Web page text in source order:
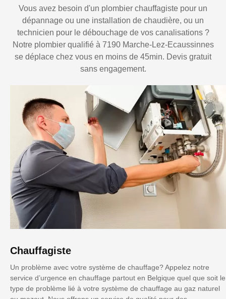
Vous avez besoin d'un plombier chauffagiste pour un
dépannage ou une installation de chaudière, ou un
technicien pour le débouchage de vos canalisations ?
Notre plombier qualifié à 7190 Marche-Lez-Ecaussinnes
se déplace chez vous en moins de 45min. Devis gratuit
sans engagement.
Chauffagiste
Un problème avec votre système de chauffage? Appelez notre
service d’urgence en chauffage partout en Belgique quel que soit le
type de problème lié à votre système de chauffage au gaz naturel